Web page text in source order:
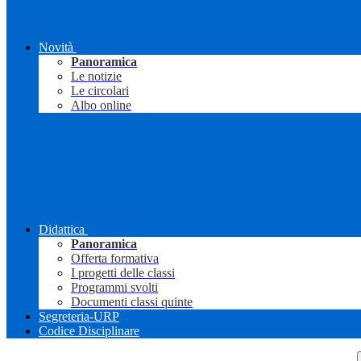
Novità
Panoramica
Le notizie
Le circolari
Albo online
Didattica
Panoramica
Offerta formativa
I progetti delle classi
Programmi svolti
Documenti classi quinte
Segreteria-URP
Codice Disciplinare